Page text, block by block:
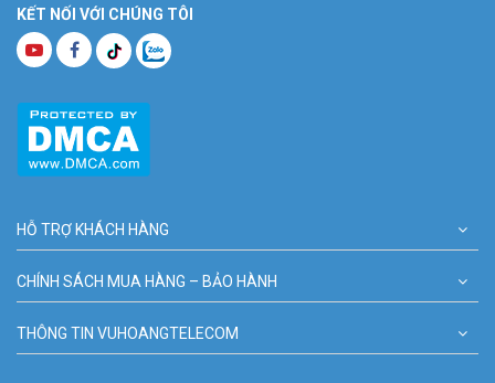
KẾT NỐI VỚI CHÚNG TÔI
HỖ TRỢ KHÁCH HÀNG
CHÍNH SÁCH MUA HÀNG – BẢO HÀNH
THÔNG TIN VUHOANGTELECOM